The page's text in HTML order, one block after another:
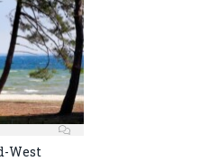
West